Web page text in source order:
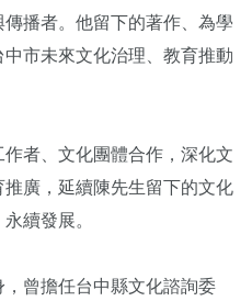
播者。他留下的著作、為學
市未來文化治理、教育推動
者、文化團體合作，深化文
廣，延續陳先生留下的文化
續發展。
曾擔任台中縣文化諮詢委